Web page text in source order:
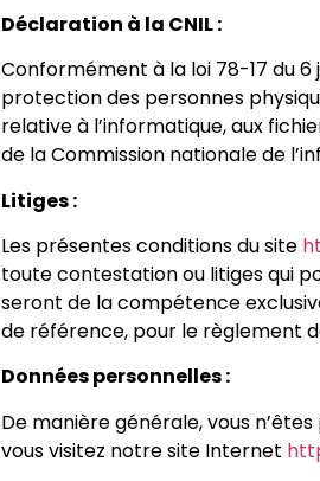
Déclaration à la CNIL :
Conformément à la loi 78-17 du
protection des personnes
relative à l’informatique, aux
de la Commission nationale de
Litiges :
Les présentes conditions du site
toute contestation ou litiges qui
seront de la compétence
de référence, pour le règlement
Données personnelles :
De manière générale, vous
vous visitez notre site Internet